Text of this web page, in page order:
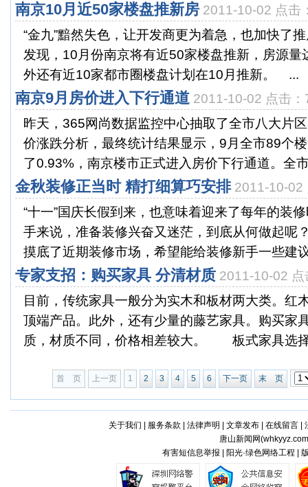
南京10月近50家楼盘推新房 2011-10-02 点击
“金九”黯然失色，让开发商更为着急，也加快
发现，10月份南京将有近50家楼盘推新，房源
外还有近10家都市圈楼盘计划在10月推新。 ...
南京9月房价进入下行通道 2011-10-02 点击
昨天，365网尚数据监控中心抽取了全市八大片
价涨跌分析，最终统计结果显示，9月全市89个
了0.93%，南京楼市正式进入房价下行通道。全
金秋装修正当时 精打细算巧安排 2011-10-02
“十一”国庆长假到来，也意味着迎来了每年的装
手来说，准备装修兴奋又迷茫，到底从何做起呢
摸底了近期装修市场，希望能给装修新手一些
专家支招：购买家具 分清材质 2011-10-02
目前，传统家具一般分为实木和板材两大类。红
顶端产品。此外，还有少量的藤艺家具。购买家
质，材质不同，价格相差较大。 板式家具选
首 页 上一页 1 2 3 4 5 6 下一页 末 页
关于我们 服务条款 法律声明 文章发布| 在线留言|
唐山新闻网(whkyyz.com
有害短信息举报 | 阳光·绿色网络工程 |